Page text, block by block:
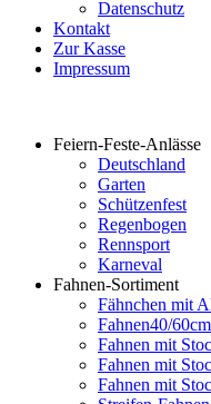
Datenschutz
Kontakt
Zur Kasse
Impressum
Feiern-Feste-Anlässe
Deutschland
Garten
Schützenfest
Regenbogen
Rennsport
Karneval
Fahnen-Sortiment
Fähnchen mit
Fahnen40/
Fahnen mit
Fahnen mit
Fahnen mit